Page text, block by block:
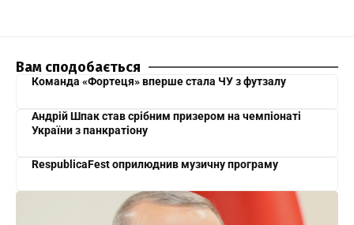
Вам сподобається
Команда «Фортеця» вперше стала ЧУ з футзалу
Андрій Шпак став срібним призером на чемпіонаті
України з панкратіону
RespublicaFest оприлюднив музичну програму